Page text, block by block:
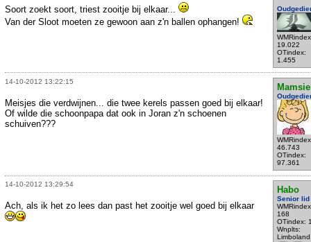
19.022
OTindex:
1.455
Soort zoekt soort, triest zooitje bij elkaar...
Van der Sloot moeten ze gewoon aan z'n ballen ophangen!
14-10-2012 13:22:15
Mamsie
46.743
OTindex:
97.361
Meisjes die verdwijnen... die twee kerels passen goed bij elkaar!
Of wilde die schoonpapa dat ook in Joran z'n schoenen
schuiven???
14-10-2012 13:29:54
Habo
Senior lid
168
OTindex:
Wnplts:
Limboland
Ach, als ik het zo lees dan past het zooitje wel goed bij elkaar